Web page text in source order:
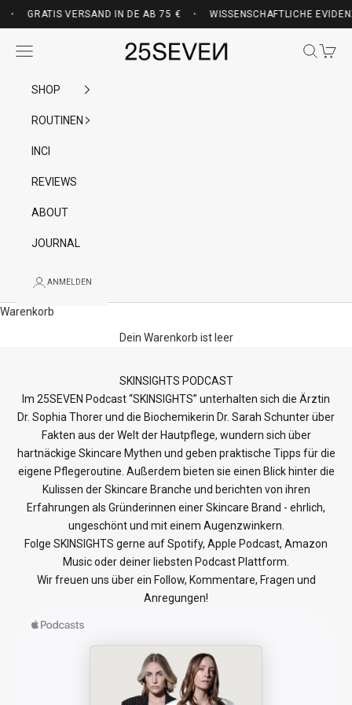
Zum Inhalt springen
VON EINER ÄRZTIN UND BIOCHEMIKERIN ENTWICKELT — GRATIS
GRATIS VERSAND IN DE AB 75 € • WISSENSCHAFTLICHE EVIDENZ
25SEVEN
Menü Suchen
SHOP
ROUTINEN
INCI
REVIEWS
ABOUT
JOURNAL
ANMELDEN
Warenkorb
Dein Warenkorb ist leer
SKINSIGHTS PODCAST
Im 25SEVEN Podcast “SKINSIGHTS” unterhalten sich die Ärztin
Dr. Sophia Thorer und die Biochemikerin Dr. Sarah Schunter über
Fakten aus der Welt der Hautpflege, wundern sich über
hartnäckige Skincare Mythen und geben praktische Tipps für die
eigene Pflegeroutine. Außerdem bieten sie einen Blick hinter die
Kulissen der Skincare Branche und berichten von ihren
Erfahrungen als Gründerinnen einer Skincare Brand - ehrlich,
ungeschönt und mit einem Augenzwinkern.
Folge SKINSIGHTS gerne aufSpotify, Apple Podcast, Amazon
Musicoder deiner liebsten Podcast Plattform.
Wir freuen uns über ein Follow, Kommentare, Fragen und
Anregungen!